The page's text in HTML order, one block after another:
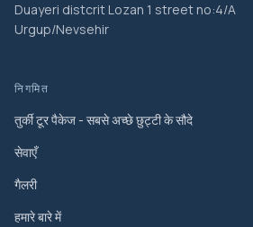
Duayeri distcrit Lozan 1 street no:4/A
Urgup/Nevsehir
निगमित
तुर्की टूर पैकेज - सबसे अच्छे छुट्टी के सौदे
सेवाएँ
गैलरी
हमारे बारे में